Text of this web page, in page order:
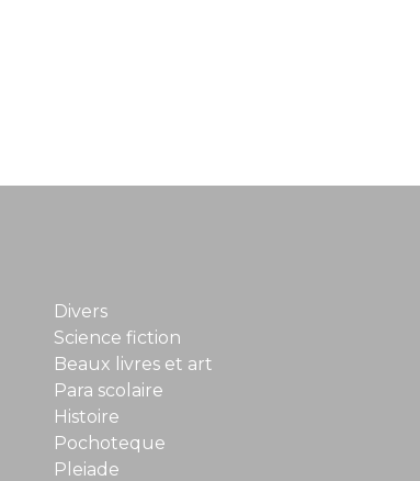
Divers
Science fiction
Beaux livres et art
Para scolaire
Histoire
Pochoteque
Pleiade